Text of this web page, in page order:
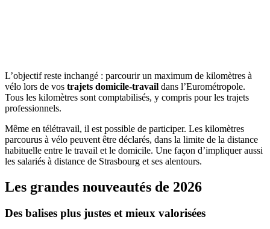
L’objectif reste inchangé : parcourir un maximum de kilomètres à
vélo lors de vos trajets domicile-travail dans l’Eurométropole.
Tous les kilomètres sont comptabilisés, y compris pour les trajets
professionnels.
Même en télétravail, il est possible de participer. Les kilomètres
parcourus à vélo peuvent être déclarés, dans la limite de la distance
habituelle entre le travail et le domicile. Une façon d’impliquer aussi
les salariés à distance de Strasbourg et ses alentours.
Les grandes nouveautés de 2026
Des balises plus justes et mieux valorisées